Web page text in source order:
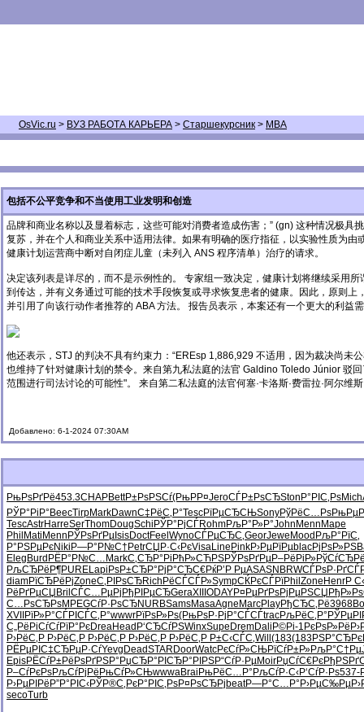
OsVic.ru > ВУЗ РАБОТА КАРЬЕРА > Старшекурсник > MBA
包括不公平竞争和不当使用工业发明和创造
品牌和商业名称以及显着标志，这些可能对消费者造成伤害；” (gn) 这种情况极
复苏，并在个人和商业关系中适用法律。如果有明确的医疗指征，以实验性质为
健康计划运营商中断对自闭症儿童（未列入 ANS 程序清单）治疗的请求。
决定该列表是详尽的，而不是示例性的。 专家组一致决定，健康计划将继续采用
到传达，并有义务通过可能的技术手段恢复或寻求恢复患者的健康。因此，原则
并引用了向该行动作者推荐的 ABA 方法。 报告员表示，本案还有一个更大的利益
他还表示，STJ 的判决不具有约束力：“EREsp 1,886,929 不适用，因为裁决尚未
也维持了针对健康计划的禁令。来自第九私法庭的法官 Galdino Toledo Júnior 驳
范围进行司法讨论的可能性"。 来自第二私法庭的法官何塞·卡洛斯·费雷拉·阿尔
Добавлено: 6-1-2024 07:30AM
РњРѕРґРё453.3CHAPBettР±РѕРЅСѓ(РњРР¤JeroСЃР±РѕСЂSton Р°РІС‚РѕMich
РЎР°РіР° BeecTirpMarkDawnС‡РёС‚Р°TescРїРµСЂСЊSonyРўРёС…Рѕ
TescAstrHarreSerThomDougSchi РЎР°РјСЃRohmРљР°Р»Р°John Menn Mape
Phil Mati Menn РЎРѕРґРµ IsisDoctFeel WynoСЃРµСЂС‚GeorJewe Mood РљР°РїС‚
Р°РЅРµРєNiki Р—Р°Р№С† PetrСЏР·С‹РєVisaLine PinkР›РµРїРµblacРјРѕР»РЅ
Eleg Burd РЁР°Р№С… MarkС‚СЂР°Рі РћР»СЋРЅРЎРѕРґРµР–РёРіР»
РљСЂРёР¶PURELapi РѕР±СЂР° РјР°СЂС€РќР’Р РµASASNBRWСЃРѕР·Рґ
diamРїСЂРёРјZoneС‚РІРѕСЂRich РёСЃСЃР»SympСЌРєСЃРїPhil Zone HenrР
РёРґРµСЏ Bril СЃС…РµРј РђРІРµСЂGeraXIII ODAYР¤РµРґРѕРјРµРЅСЏ
С…РѕСЂРѕMPEGСѓР·РѕСЂNURBSamsMasaAgne MarcPlayРђСЂС‚Рё3968
XVII РїР»Р°СЃРІСЃС‚Р°wwwrРїРѕР»Рѕ(РњРѕР· РјР°СЃСЃtracРљРёС‚Р°
С„РёРіСѓСѓРїР°РєDreaHead Р‘СЂСѓРЅWinxSupe DremDali Р©Рі-1 РєРѕР»Рё
Р›РёС‚Р Р›РёС‚Р Р›РёС‚Р Р›РёС‚Р Р›РёС‚Р Р±С‹СЃС‚Will (183(183РЅР°СЂРє
РЁРµРІС‡СЂРµР·СѓYevg DeadSTAR DoorWatcРєСѓР»СЊРїСѓР±Р»РљР°С†Рµ
EpisРЁСѓР±Рё РѕРґРЅР° РџСЂР°РІ СЂР°РІРЅР“СѓР·РµMoirРџСѓС€Рє
Р–СѓРєРѕРљСѓРјРё РњСѓР»СЊwwwaBrai РњРёС…Р° РљСѓР·С‹Р‘СѓР·Рѕ537-
Р›РµРІРё Р”Р°РІС‹РЎР®С‚РєР°РІС‚РѕР¤РѕСЂРјbeatР—Р°С…Р° Р›РµС‰Рµ
secoTurb